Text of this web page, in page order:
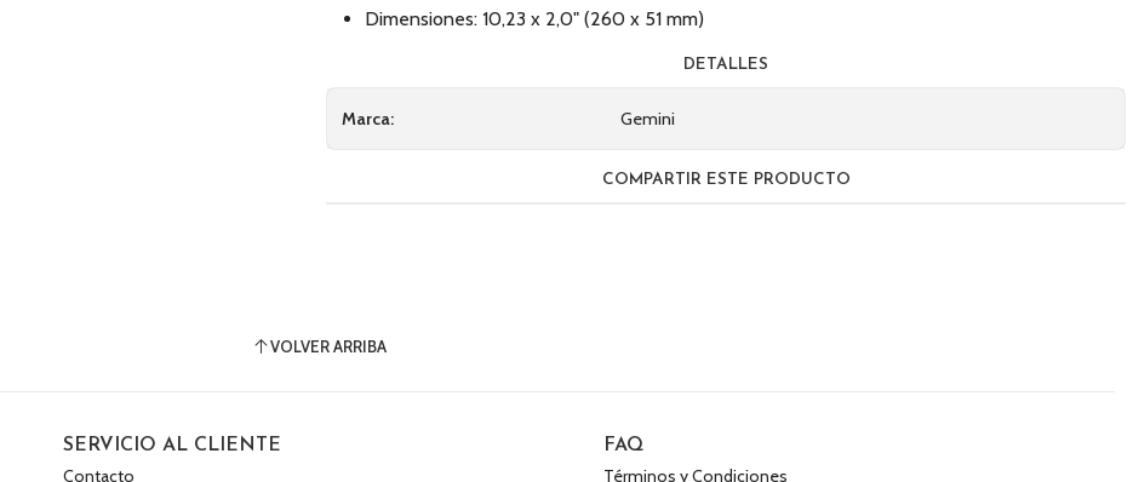
Dimensiones: 10,23 x 2,0" (260 x 51 mm)
DETALLES
Marca: Gemini
COMPARTIR ESTE PRODUCTO
VOLVER ARRIBA
SERVICIO AL CLIENTE
Contacto
FAQ
Términos y Condiciones